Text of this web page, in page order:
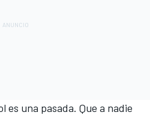
es una pasada. Que a nadie